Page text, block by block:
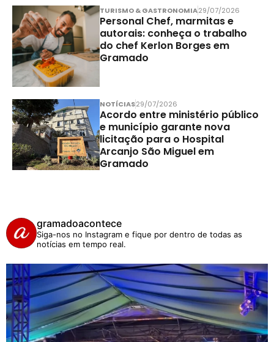
TURISMO & GASTRONOMIA29/07/2026
Personal Chef, marmitas e
autorais: conheça o trabalho
do chef Kerlon Borges em
Gramado
NOTÍCIAS29/07/2026
Acordo entre ministério público
e município garante nova
licitação para o Hospital
Arcanjo São Miguel em
Gramado
gramadoacontece
Siga-nos no Instagram e fique por dentro de todas as
notícias em tempo real.